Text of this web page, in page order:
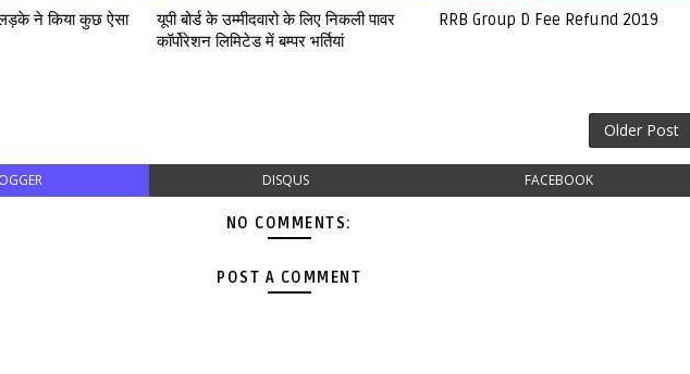
ने किया कुछ ऐसा
यूपी बोर्ड के उम्मीदवारो के लिए निकली पावर
कॉर्पोरेशन लिमिटेड में बम्पर भर्तियां
RRB Group D Fee Refund 2019
Older Post
DISQUS FACEBOOK
NO COMMENTS:
POST A COMMENT